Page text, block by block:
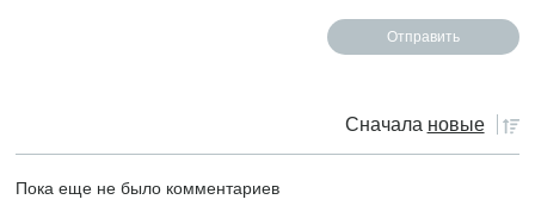
Сначала новые
Пока еще не было комментариев